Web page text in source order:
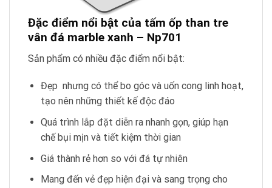
Đặc điểm nổi bật của tấm ốp than tre
vân đá marble xanh – Np701
Sản phẩm có nhiều đặc điểm nổi bật:
Đẹp nhưng có thể bo góc và uốn cong linh hoạt,
tạo nên những thiết kế độc đáo
Quá trình lắp đặt diễn ra nhanh gọn, giúp hạn
chế bụi mịn và tiết kiệm thời gian
Giá thành rẻ hơn so với đá tự nhiên
Mang đến vẻ đẹp hiện đại và sang trọng cho